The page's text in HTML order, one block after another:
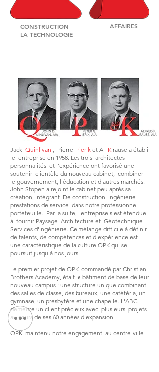
CONSTRUCTION
LA TECHNOLOGIE
AFFAIRES
Jack Quinlivan , Pierre Pierik et Al Krause a établi
le entreprise en 1958. Les trois architectes
personnalités et l'expérience ont favorisé une
soutenir clientèle du nouveau cabinet, combiner
le gouvernement, l'éducation et d'autres marchés.
John Stopen a rejoint le cabinet peu après sa
création, intégrant De construction Ingénierie
prestations de service dans notre professionnel
portefeuille. Par la suite, l'entreprise s'est étendue
à fournir Paysage Architecture et Géotechnique
Services d'ingénierie. Ce mélange difficile à définir
de talents, de compétences et d'expérience est
une caractéristique de la culture QPK qui se
poursuit jusqu'à nos jours.
Le premier projet de QPK, commandé par Christian
Brothers Academy, était le bâtiment de base de leur
nouveau campus : une structure unique combinant
des salles de classe, des bureaux, une cafétéria, un
gymnase, un presbytère et une chapelle. L'ABC
demeure un client précieux avec plusieurs projets
au cours de ses 60 années d'expansion.
QPK maintenu notre engagement au centre-ville